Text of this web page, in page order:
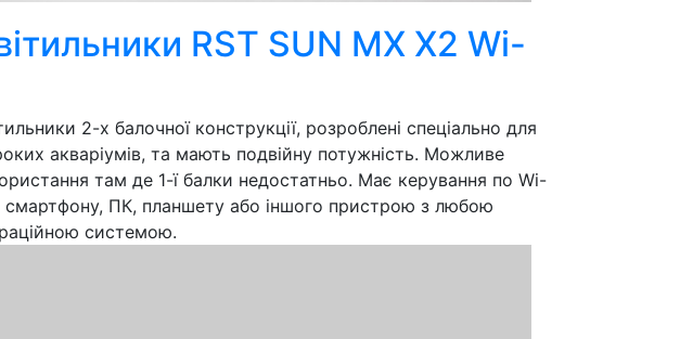
RST SUN MX X2 Wi-
2-х балочної конструкції, розроблені спеціально для
акваріумів, та мають подвійну потужність. Можливе
там де 1-ї балки недостатньо. Має керування по Wi-
смартфону, ПК, планшету або іншого пристрою з любою
системою.